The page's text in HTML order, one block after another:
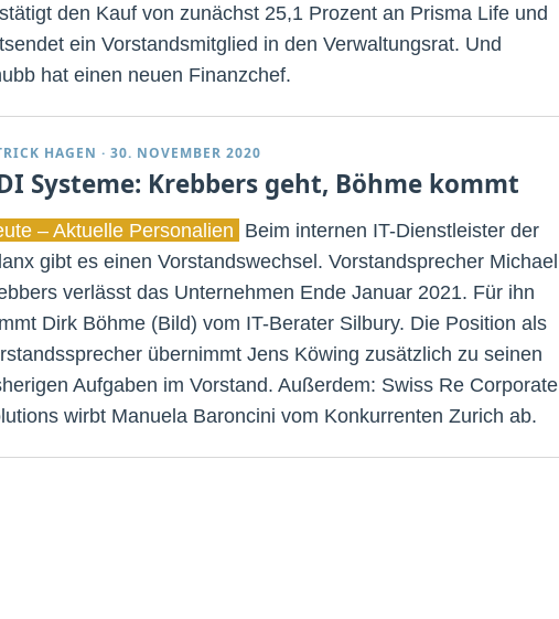
den Kauf von zunächst 25,1 Prozent an Prisma Life und
ein Vorstandsmitglied in den Verwaltungsrat. Und
hat einen neuen Finanzchef.
HAGEN · 30. NOVEMBER 2020
Systeme: Krebbers geht, Böhme kommt
– Aktuelle Personalien Beim internen IT-Dienstleister der
gibt es einen Vorstandswechsel. Vorstandsprecher Michael
verlässt das Unternehmen Ende Januar 2021. Für ihn
Dirk Böhme (Bild) vom IT-Berater Silbury. Die Position als
übernimmt Jens Köwing zusätzlich zu seinen
Aufgaben im Vorstand. Außerdem: Swiss Re Corporate
wirbt Manuela Baroncini vom Konkurrenten Zurich ab.